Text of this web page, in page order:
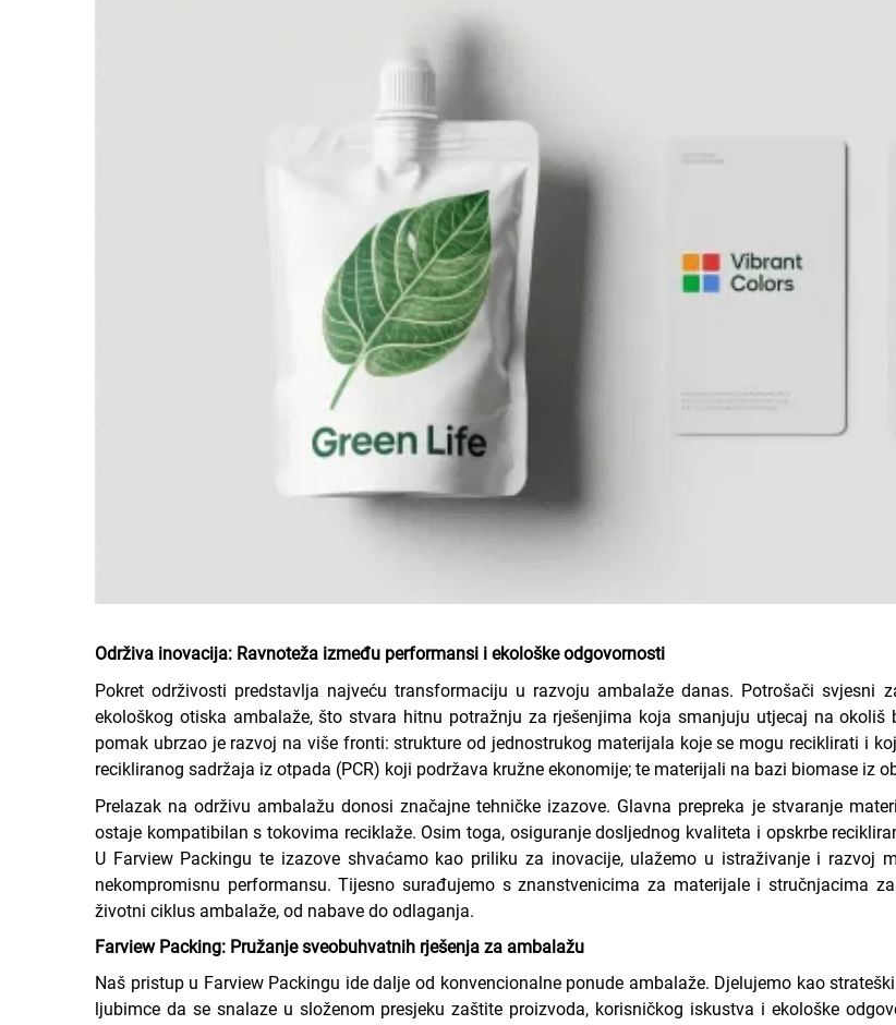
Održiva inovacija: Ravnoteža između performansi i ekološke odgovornosti
Pokret održivosti predstavlja najveću transformaciju u razvoju ambalaže danas. Potrošači svjesni
ekološkog otiska ambalaže, što stvara hitnu potražnju za rješenjima koja smanjuju utjecaj na
pomak ubrzao je razvoj na više fronti: strukture od jednostrukog materijala koje se mogu reciklirati i
recikliranog sadržaja iz otpada (PCR) koji podržava kružne ekonomije; te materijali na bazi biomasе iz
Prelazak na održivu ambalažu donosi značajne tehničke izazove. Glavna prepreka je stvaranje
ostaje kompatibilan s tokovima reciklaže. Osim toga, osiguranje dosljednog kvaliteta i opskrbe
U Farview Packingu te izazove shvaćamo kao priliku za inovacije, ulažemo u istraživanje i razvoj
nekompromisnu performansu. Tijesno surađujemo s znanstvenicima za materijale i stručnjacima
životni ciklus ambalaže, od nabave do odlaganja.
Farview Packing: Pružanje sveobuhvatnih rješenja za ambalažu
Naš pristup u Farview Packingu ide dalje od konvencionalne ponude ambalaže. Djelujemo kao
ljubimce da se snalaze u složenom presjeku zaštite proizvoda, korisničkog iskustva i ekološke